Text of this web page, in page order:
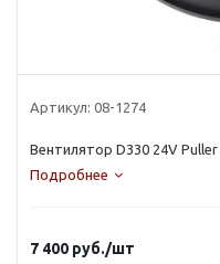
Артикул: 08-1274
Вентилятор D330 24V
Подробнее
7 400 руб./шт